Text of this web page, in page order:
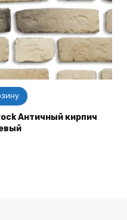
Античный кирпич